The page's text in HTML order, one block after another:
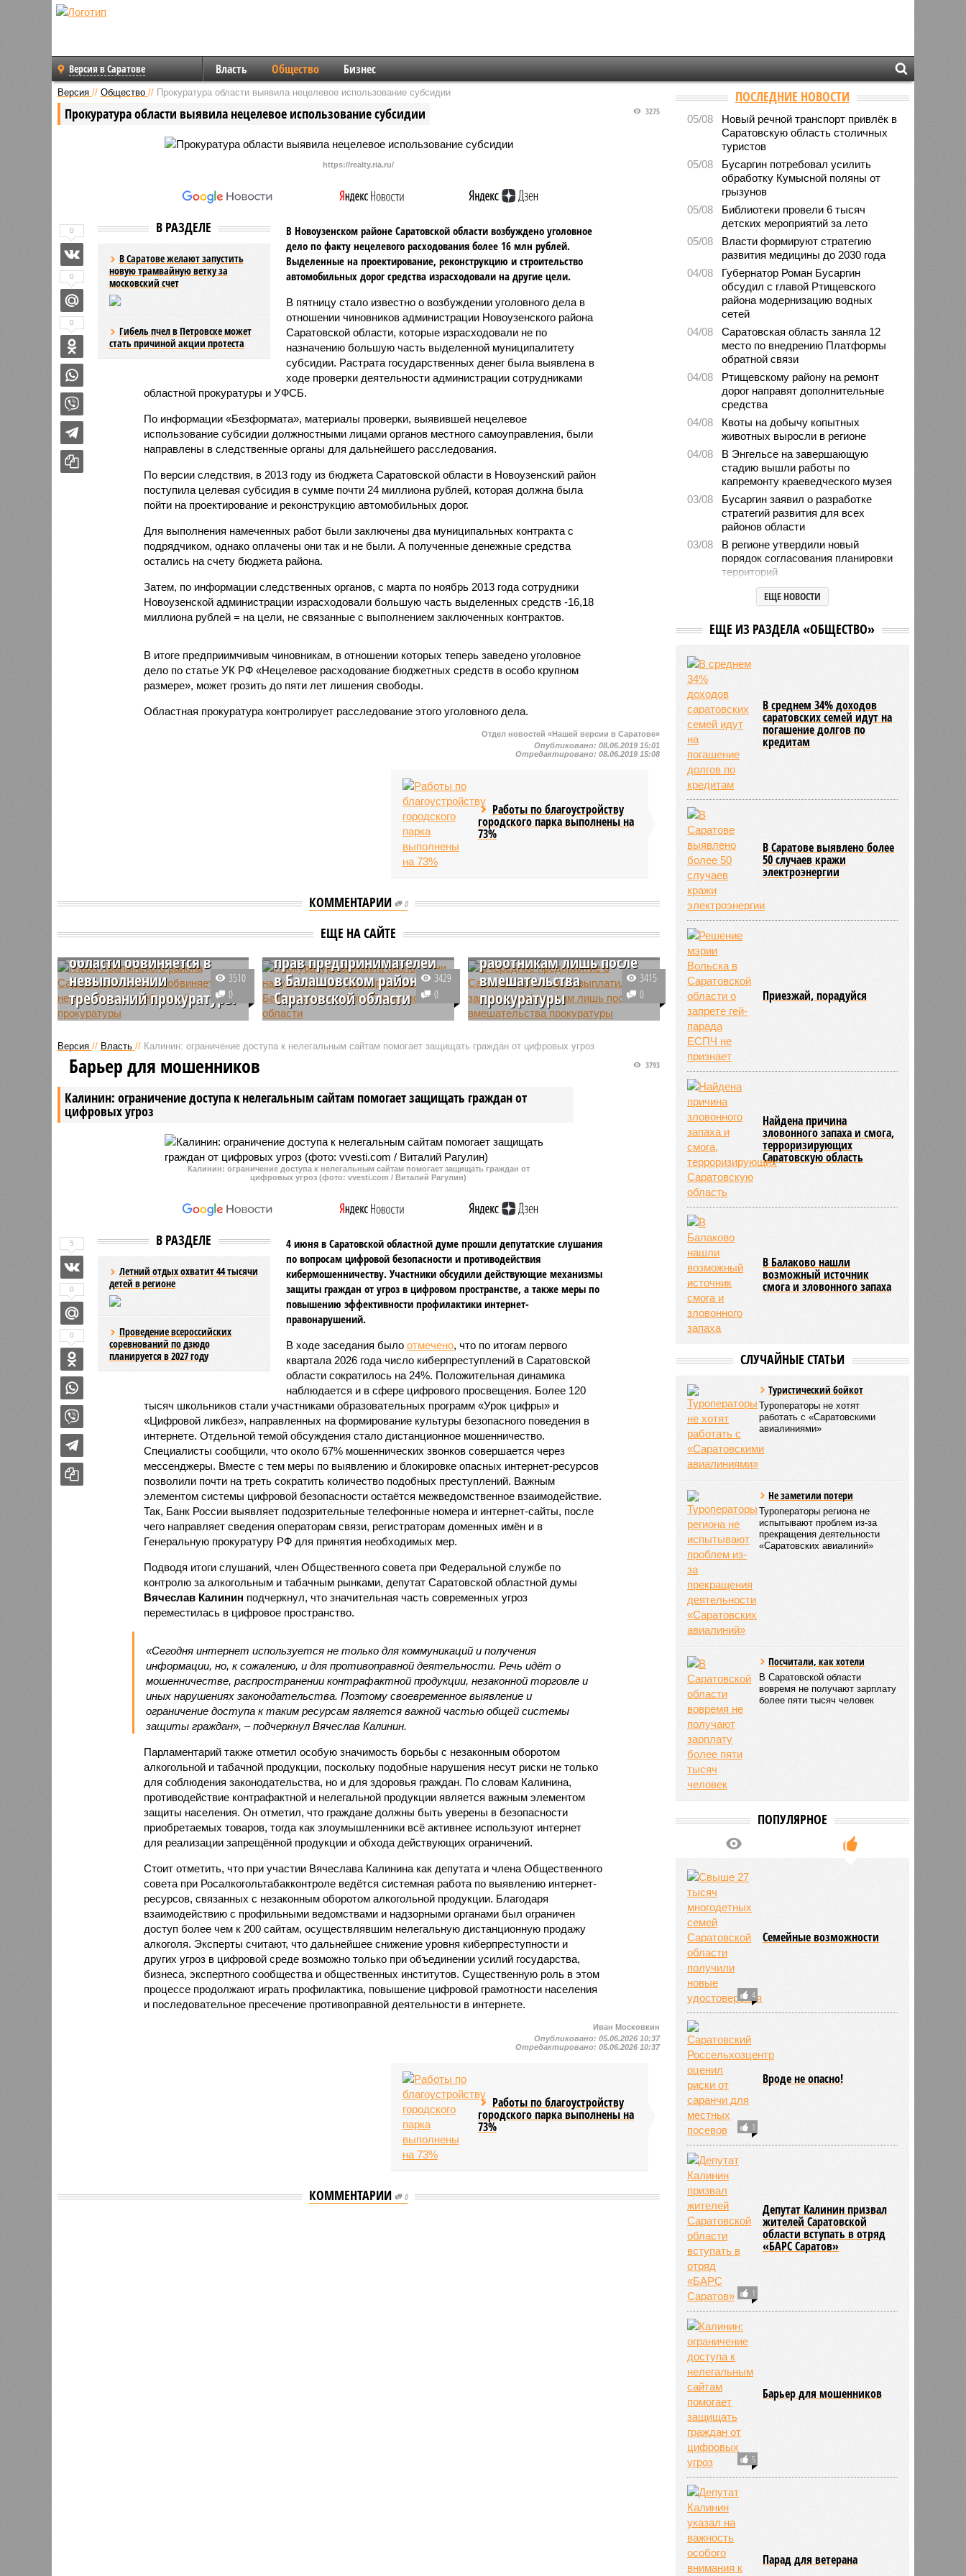
Версия в Саратове Власть Общество Бизнес
Версия // Общество // Прокуратура области выявила нецелевое использование субсидии
Прокуратура области выявила нецелевое использование субсидии 3275
https://realty.ria.ru/
В РАЗДЕЛЕ
В Саратове желают запустить
новую трамвайную ветку за
московский счет
Гибель пчел в Петровске может
стать причиной акции протеста
В Новоузенском районе Саратовской области возбуждено уголовное
дело по факту нецелевого расходования более 16 млн рублей.
Выделенные на проектирование, реконструкцию и строительство
автомобильных дорог средства израсходовали на другие цели.
В пятницу стало известно о возбуждении уголовного дела в
отношении чиновников администрации Новоузенского района
Саратовской области, которые израсходовали не по
назначению большую часть выделенной муниципалитету
субсидии. Растрата государственных денег была выявлена в
ходе проверки деятельности администрации сотрудниками
областной прокуратуры и УФСБ.
По информации «Безформата», материалы проверки, выявившей нецелевое
использование субсидии должностными лицами органов местного самоуправления, были
направлены в следственные органы для дальнейшего расследования.
По версии следствия, в 2013 году из бюджета Саратовской области в Новоузенский район
поступила целевая субсидия в сумме почти 24 миллиона рублей, которая должна была
пойти на проектирование и реконструкцию автомобильных дорог.
Для выполнения намеченных работ были заключены два муниципальных контракта с
подрядчиком, однако оплачены они так и не были. А полученные денежные средства
остались на счету бюджета района.
Затем, по информации следственных органов, с марта по ноябрь 2013 года сотрудники
Новоузенской администрации израсходовали большую часть выделенных средств -16,18
миллиона рублей = на цели, не связанные с выполнением заключенных контрактов.
В итоге предприимчивым чиновникам, в отношении которых теперь заведено уголовное
дело по статье УК РФ «Нецелевое расходование бюджетных средств в особо крупном
размере», может грозить до пяти лет лишения свободы.
Областная прокуратура контролирует расследование этого уголовного дела.
0
0
0
Отдел новостей «Нашей версии в Саратове»
Опубликовано:08.06.2019 15:01
Отредактировано:08.06.2019 15:08
Работы по благоустройству
городского парка выполнены на
73%
КОММЕНТАРИИ 0
ЕЩЕ НА САЙТЕ
района Саратовской
области обвиняется в
невыполнении
требований прокуратуры
За умышленное невыполнение
прокуратуры руководитель
Хвалынского района
Саратовской области Алексей
Решетников стал фигурантом
административного дела.
3510
0
Прокуратура выявила
около сотни нарушений
прав предпринимателей
в Балашовском районе
Саратовской области
Сотрудники региональной
районе Саратовской области в
нарушения в сфере защиты прав
предпринимателей.
3429
0
Очередное предприятие
выплатило зарплату
работникам лишь после
вмешательства
прокуратуры
Предприятие
накопило солидную
работниками. Государственная
года 5 млн рублей.
3415
0
Версия // Власть // Калинин: ограничение доступа к нелегальным сайтам помогает защищать граждан от цифровых угроз
Калинин: ограничение доступа к нелегальным сайтам помогает защищать граждан от
цифровых угроз
3793
Барьер для мошенников
Калинин: ограничение доступа к нелегальным сайтам помогает защищать граждан от
цифровых угроз (фото: vvesti.com / Виталий Рагулин)
В РАЗДЕЛЕ
Летний отдых охватит 44 тысячи
детей в регионе
Проведение всероссийских
соревнований по дзюдо
планируется в 2027 году
4 июня в Саратовской областной думе прошли депутатские слушания
по вопросам цифровой безопасности и противодействия
кибермошенничеству. Участники обсудили действующие механизмы
защиты граждан от угроз в цифровом пространстве, а также меры по
повышению эффективности профилактики интернет-
правонарушений.
В ходе заседания было отмечено, что по итогам первого
квартала 2026 года число киберпреступлений в Саратовской
области сократилось на 24%. Положительная динамика
наблюдается и в сфере цифрового просвещения. Более 120
тысяч школьников стали участниками образовательных программ «Урок цифры» и
«Цифровой ликбез», направленных на формирование культуры безопасного поведения в
интернете. Отдельной темой обсуждения стало дистанционное мошенничество.
Специалисты сообщили, что около 67% мошеннических звонков совершается через
мессенджеры. Вместе с тем меры по выявлению и блокировке опасных интернет-ресурсов
позволили почти на треть сократить количество подобных преступлений. Важным
элементом системы цифровой безопасности остаётся межведомственное взаимодействие.
Так, Банк России выявляет подозрительные телефонные номера и интернет-сайты, после
чего направляет сведения операторам связи, регистраторам доменных имён и в
Генеральную прокуратуру РФ для принятия необходимых мер.
Подводя итоги слушаний, член Общественного совета при Федеральной службе по
контролю за алкогольным и табачным рынками, депутат Саратовской областной думы
Вячеслав Калинин подчеркнул, что значительная часть современных угроз
переместилась в цифровое пространство.
«Сегодня интернет используется не только для коммуникаций и получения
информации, но, к сожалению, и для противоправной деятельности. Речь идёт о
мошенничестве, распространении контрафактной продукции, незаконной торговле и
иных нарушениях законодательства. Поэтому своевременное выявление и
ограничение доступа к таким ресурсам является важной частью общей системы
защиты граждан», – подчеркнул Вячеслав Калинин.
Парламентарий также отметил особую значимость борьбы с незаконным оборотом
алкогольной и табачной продукции, поскольку подобные нарушения несут риски не только
для соблюдения законодательства, но и для здоровья граждан. По словам Калинина,
противодействие контрафактной и нелегальной продукции является важным элементом
защиты населения. Он отметил, что граждане должны быть уверены в безопасности
приобретаемых товаров, тогда как злоумышленники всё активнее используют интернет
для реализации запрещённой продукции и обхода действующих ограничений.
Стоит отметить, что при участии Вячеслава Калинина как депутата и члена Общественного
совета при Росалкогольтабакконтроле ведётся системная работа по выявлению интернет-
ресурсов, связанных с незаконным оборотом алкогольной продукции. Благодаря
взаимодействию с профильными ведомствами и надзорными органами был ограничен
доступ более чем к 200 сайтам, осуществлявшим нелегальную дистанционную продажу
алкоголя. Эксперты считают, что дальнейшее снижение уровня киберпреступности и
других угроз в цифровой среде возможно только при объединении усилий государства,
бизнеса, экспертного сообщества и общественных институтов. Существенную роль в этом
процессе продолжают играть профилактика, повышение цифровой грамотности населения
и последовательное пресечение противоправной деятельности в интернете.
5
0
0
Иван Московкин
Опубликовано:05.06.2026 10:37
Отредактировано:05.06.2026 10:37
Работы по благоустройству
городского парка выполнены на
73%
КОММЕНТАРИИ 0
ПОСЛЕДНИЕ НОВОСТИ
05/08
Новый речной транспорт привлёк в
Саратовскую область столичных
туристов
05/08
Бусаргин потребовал усилить
обработку Кумысной поляны от
грызунов
05/08
Библиотеки провели 6 тысяч
детских мероприятий за лето
05/08
Власти формируют стратегию
развития медицины до 2030 года
04/08
Губернатор Роман Бусаргин
обсудил с главой Ртищевского
района модернизацию водных
сетей
04/08
Саратовская область заняла 12
место по внедрению Платформы
обратной связи
04/08
Ртищевскому району на ремонт
дорог направят дополнительные
средства
04/08
Квоты на добычу копытных
животных выросли в регионе
04/08
В Энгельсе на завершающую
стадию вышли работы по
капремонту краеведческого музея
03/08
Бусаргин заявил о разработке
стратегий развития для всех
районов области
03/08
В регионе утвердили новый
порядок согласования планировки
территорий
17 тысяч исследований на
цифровом флюорографе провели
03/08
Вячеслав Калинин в День ВДВ
командиров Воздушно-десантных
31/07
Количество несчастных случаев
на саратовских железных дорогах
уменьшилось
31/07
Коммунальщики Саратова
подготовили к отопительному
сезону 80% котельных
ЕЩЕ НОВОСТИ
ЕЩЕ ИЗ РАЗДЕЛА «ОБЩЕСТВО»
В среднем 34% доходов
саратовских семей идут на
погашение долгов по
кредитам
В Саратове выявлено более
50 случаев кражи
электроэнергии
Приезжай, порадуйся
Найдена причина
зловонного запаха и смога,
терроризирующих
Саратовскую область
В Балаково нашли
возможный источник
смога и зловонного запаха
СЛУЧАЙНЫЕ СТАТЬИ
Туристический бойкот
Туроператоры не хотят
работать с «Саратовскими
авиалиниями»
Не заметили потери
Туроператоры региона не
испытывают проблем из-за
прекращения деятельности
«Саратовских авиалиний»
Посчитали, как хотели
В Саратовской области
вовремя не получают зарплату
более пяти тысяч человек
ПОПУЛЯРНОЕ
4
Семейные возможности
1
Вроде не опасно!
1
Депутат Калинин призвал
жителей Саратовской
области вступать в отряд
«БАРС Саратов»
5
Барьер для мошенников
Парад для ветерана